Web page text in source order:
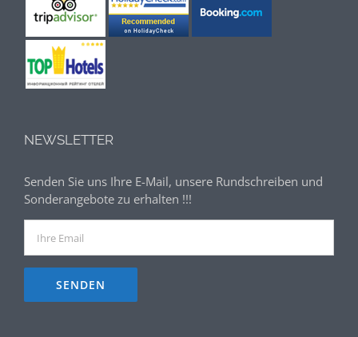
NEWSLETTER
Senden Sie uns Ihre E-Mail, unsere Rundschreiben und
Sonderangebote zu erhalten !!!